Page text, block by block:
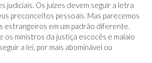
judiciais. Os juízes devem seguir a letra
preconceitos pessoais. Mas parecemos
estrangeiros em um padrão diferente.
os ministros da justiça escocês e malaio
a lei, por mais abominável ou